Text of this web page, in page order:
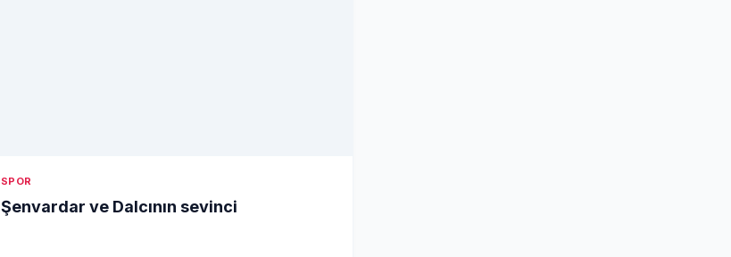
SPOR
Şenvardar ve Dalcının sevinci